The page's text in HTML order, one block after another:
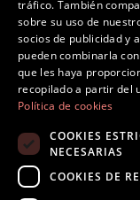
F
a
c
e
b
o
k
T
w
i
t
t
r
I
n
s
t
a
r
m
PÁGINAS
Inicio
Producciones
tráfico. También
sobre su uso de
socios de publicidad y
pueden combinarla
que les haya
recopilado a partir del
Política de cookies
COOKIES
NECESARIAS
COOKIES DE